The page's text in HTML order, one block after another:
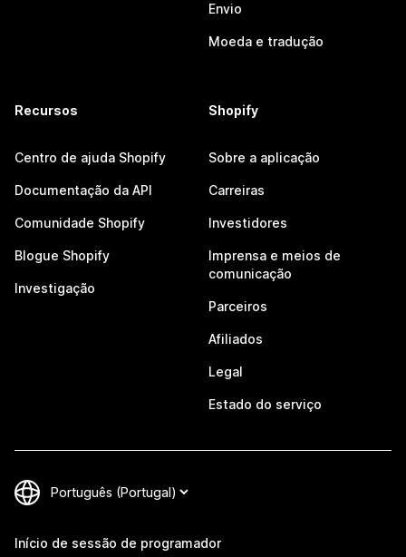
Envio
Moeda e tradução
Recursos
Centro de ajuda Shopify
Documentação da API
Comunidade Shopify
Blogue Shopify
Investigação
Shopify
Sobre a aplicação
Carreiras
Investidores
Imprensa e meios de
comunicação
Parceiros
Afiliados
Legal
Estado do serviço
Início de sessão de programador